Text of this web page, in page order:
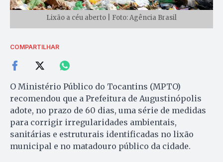
Lixão a céu aberto | Foto: Agência Brasil
COMPARTILHAR
O Ministério Público do Tocantins (MPTO)
recomendou que a Prefeitura de Augustinópolis
adote, no prazo de 60 dias, uma série de medidas
para corrigir irregularidades ambientais,
sanitárias e estruturais identificadas no lixão
municipal e no matadouro público da cidade.